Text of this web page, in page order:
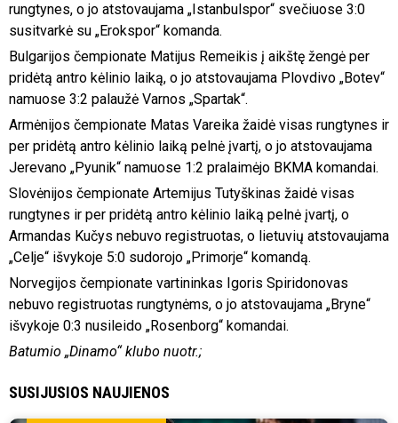
rungtynes, o jo atstovaujama „Istanbulspor“ svečiuose 3:0
susitvarkė su „Erokspor“ komanda.
Bulgarijos čempionate Matijus Remeikis į aikštę žengė per
pridėtą antro kėlinio laiką, o jo atstovaujama Plovdivo „Botev“
namuose 3:2 palaužė Varnos „Spartak“.
Armėnijos čempionate Matas Vareika žaidė visas rungtynes ir
per pridėtą antro kėlinio laiką pelnė įvartį, o jo atstovaujama
Jerevano „Pyunik“ namuose 1:2 pralaimėjo BKMA komandai.
Slovėnijos čempionate Artemijus Tutyškinas žaidė visas
rungtynes ir per pridėtą antro kėlinio laiką pelnė įvartį, o
Armandas Kučys nebuvo registruotas, o lietuvių atstovaujama
„Celje“ išvykoje 5:0 sudorojo „Primorje“ komandą.
Norvegijos čempionate vartininkas Igoris Spiridonovas
nebuvo registruotas rungtynėms, o jo atstovaujama „Bryne“
išvykoje 0:3 nusileido „Rosenborg“ komandai.
Batumio „Dinamo“ klubo nuotr.;
SUSIJUSIOS NAUJIENOS